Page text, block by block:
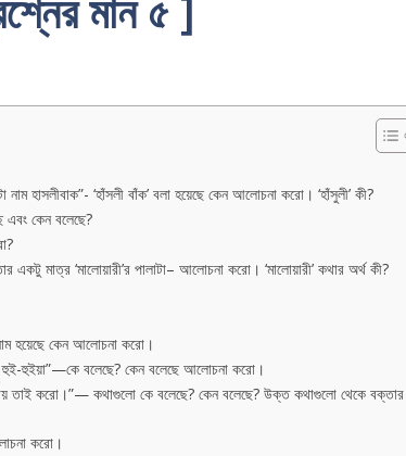
হাসলীবাক”- ‘হাঁসলী বাঁক’ বলা হয়েছে কেন আলোচনা করো। ‘হাঁসুলী’ কী?
এবং কেন বলেছে?
মাত্র ‘মালোয়ারী’র পালাটা– আলোচনা করো। ‘মালোয়ারী’ কথার অর্থ কী?
হয়েছে কেন আলোচনা করো।
হুইয়া”—কে বলেছে? কেন বলেছে আলোচনা করো।
তাই করো।”— কথাগুলো কে বলেছে? কেন বলেছে? উক্ত কথাগুলো থেকে বক্তার
করো।